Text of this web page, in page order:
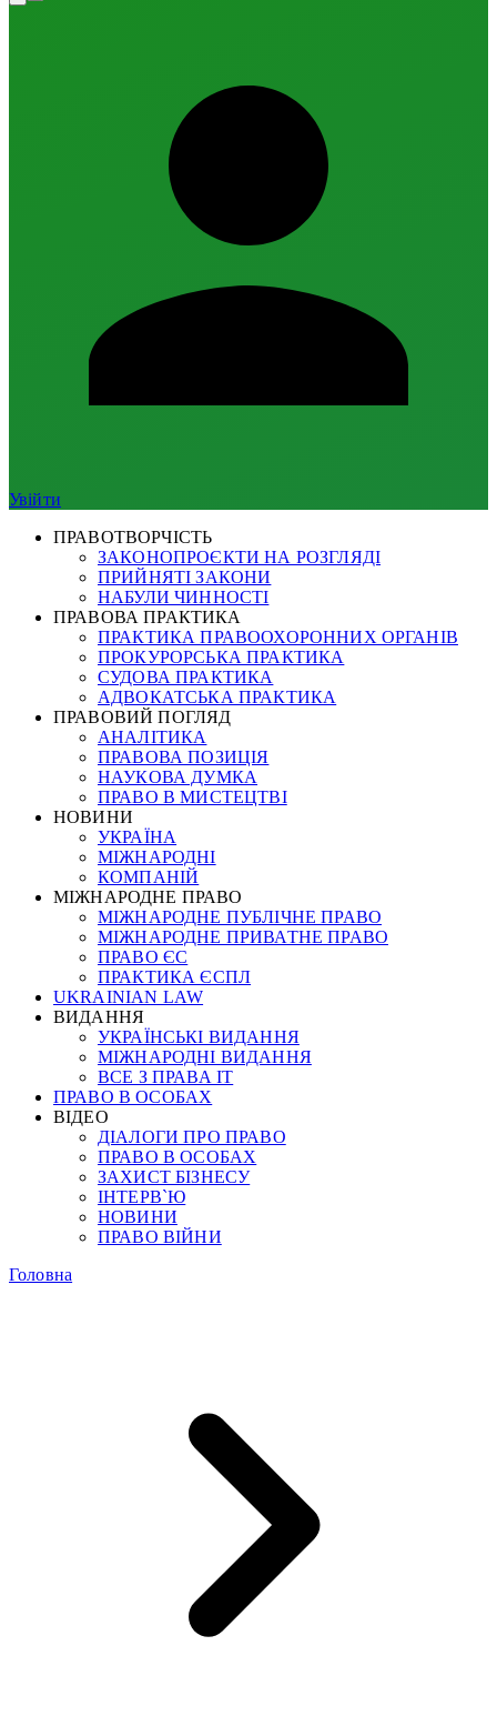
Увійти
ПРАВОТВОРЧІСТЬ
ЗАКОНОПРОЄКТИ НА РОЗГЛЯДІ
ПРИЙНЯТІ ЗАКОНИ
НАБУЛИ ЧИННОСТІ
ПРАВОВА ПРАКТИКА
ПРАКТИКА ПРАВООХОРОННИХ ОРГАНІВ
ПРОКУРОРСЬКА ПРАКТИКА
СУДОВА ПРАКТИКА
АДВОКАТСЬКА ПРАКТИКА
ПРАВОВИЙ ПОГЛЯД
АНАЛІТИКА
ПРАВОВА ПОЗИЦІЯ
НАУКОВА ДУМКА
ПРАВО В МИСТЕЦТВІ
НОВИНИ
УКРАЇНА
МІЖНАРОДНІ
КОМПАНІЙ
МІЖНАРОДНЕ ПРАВО
МІЖНАРОДНЕ ПУБЛІЧНЕ ПРАВО
МІЖНАРОДНЕ ПРИВАТНЕ ПРАВО
ПРАВО ЄС
ПРАКТИКА ЄСПЛ
UKRAINIAN LAW
ВИДАННЯ
УКРАЇНСЬКІ ВИДАННЯ
МІЖНАРОДНІ ВИДАННЯ
ВСЕ З ПРАВА ІТ
ПРАВО В ОСОБАХ
ВІДЕО
ДІАЛОГИ ПРО ПРАВО
ПРАВО В ОСОБАХ
ЗАХИСТ БІЗНЕСУ
ІНТЕРВ`Ю
НОВИНИ
ПРАВО ВІЙНИ
Головна